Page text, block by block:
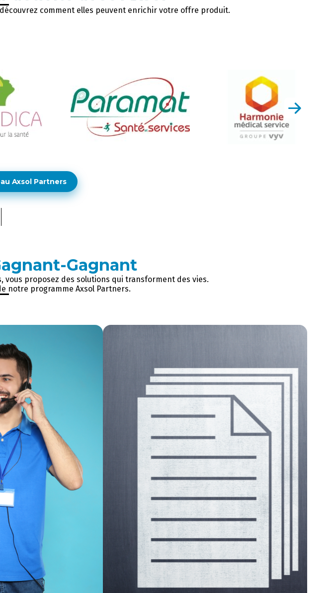
comment elles peuvent enrichir votre offre produit.
Axsol Partners
Gagnant
vous proposez des solutions qui transforment des vies.
notre programme Axsol Partners.